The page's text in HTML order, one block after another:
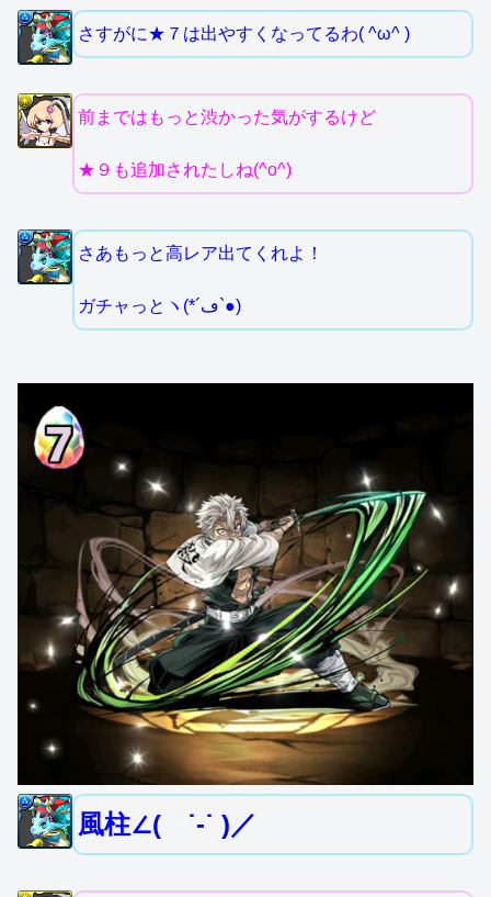
さすがに★７は出やすくなってるわ( ^ω^ )
前まではもっと渋かった気がするけど
★９も追加されたしね(^o^)
さあもっと高レア出てくれよ！
ガチャっとヽ(*´ڡ`●)
風柱∠( ˙-˙ )／